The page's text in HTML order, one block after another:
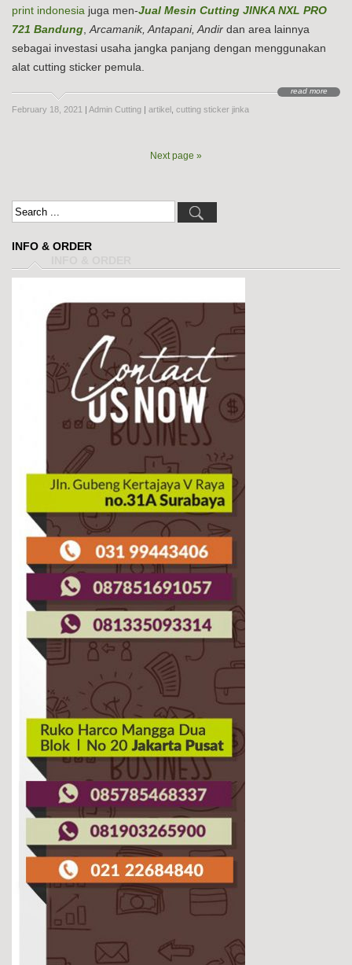
print indonesia juga men-Jual Mesin Cutting JINKA NXL PRO
721 Bandung,Arcamanik, Antapani, Andir dan area lainnya
sebagai investasi usaha jangka panjang dengan menggunakan
alat cutting sticker pemula.
read more
February 18, 2021 Admin Cutting artikel cutting sticker jinka
Next page »
INFO & ORDER